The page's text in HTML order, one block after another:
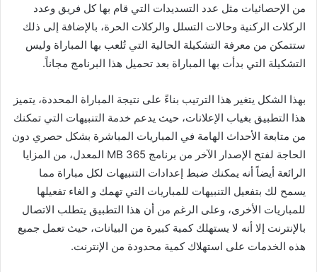
من الإحصائيات مثل عدد التسديدات التي قام بها كل فريق وعدد
الركلات الركنية وحالات التسلل والركلات الحرة، بالإضافة إلى ذلك
ستتمكن من معرفة التشكيلة الحالية التي تُلعب بها المباراة وليس
التشكيلة التي بدأت بها المباراة بعد تحميل هذا البرنامج مجاناً.
بهذا الشكل يتغير هذا الترتيب بناءً على نتيجة المباراة المحددة، يتميز
هذا التطبيق بغياب الإعلانات، حيث يدعم خدمة التنبيهات التي تمكنك
من متابعة الأحداث الهامة في المباريات المباشرة بشكل حصري دون
الحاجة لفتح الإصدار الآخر من برنامج 365 MB المعدل، من المزايا
الرائعة أيضاً أنه يمكنك ضبط إعدادات التنبيهات لكل مباراة مما
يسمح لك بتفعيل التنبيهات للمباريات التي تهمك و الغاء تفعيلها
للمباريات الأخرى، وعلى الرغم من أن هذا التطبيق يتطلب الاتصال
بالإنترنت إلا أنه لا يستهلك كمية كبيرة من البيانات، حيث تعمل جميع
هذه الخدمات على استهلاك كمية محدودة من الإنترنت.